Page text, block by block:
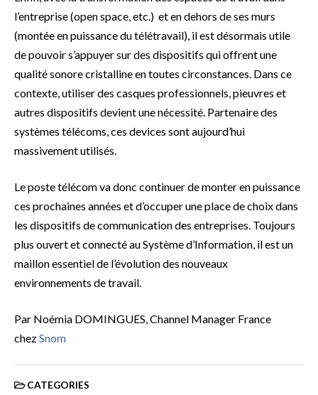
l’entreprise (open space, etc.) et en dehors de ses murs
(montée en puissance du télétravail), il est désormais utile
de pouvoir s’appuyer sur des dispositifs qui offrent une
qualité sonore cristalline en toutes circonstances. Dans ce
contexte, utiliser des casques professionnels, pieuvres et
autres dispositifs devient une nécessité. Partenaire des
systèmes télécoms, ces devices sont aujourd’hui
massivement utilisés.
Le poste télécom va donc continuer de monter en puissance
ces prochaines années et d’occuper une place de choix dans
les dispositifs de communication des entreprises. Toujours
plus ouvert et connecté au Système d’Information, il est un
maillon essentiel de l’évolution des nouveaux
environnements de travail.
Par Noémia DOMINGUES, Channel Manager France
chezSnom
CATEGORIES